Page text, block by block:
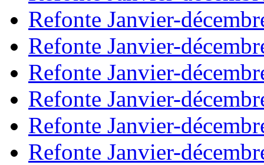
Refonte Janvier-
Refonte Janvier-
Refonte Janvier-
Refonte Janvier-
Refonte Janvier-
Refonte Janvier-